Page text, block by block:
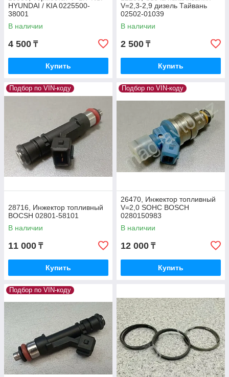
HYUNDAI / KIA 0225500-
38001
В наличии
4 500 ₸
Купить
V=2,3-2,9 дизель Тайвань
02502-01039
В наличии
2 500 ₸
Купить
Подбор по VIN-коду
28716, Инжектор топливный
BOCSH 02801-58101
В наличии
11 000 ₸
Купить
Подбор по VIN-коду
26470, Инжектор топливный
V=2,0 SOHC BOSCH
0280150983
В наличии
12 000 ₸
Купить
Подбор по VIN-коду